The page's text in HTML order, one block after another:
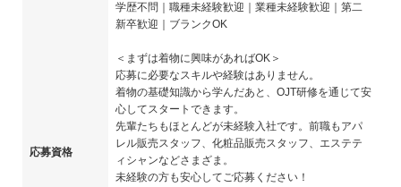
応募資格
学歴不問｜職種未経験歓迎｜業種未経験歓迎｜第二
新卒歓迎｜ブランクOK
＜まずは着物に興味があればOK＞
応募に必要なスキルや経験はありません。
着物の基礎知識から学んだあと、OJT研修を通じて安
心してスタートできます。
先輩たちもほとんどが未経験入社です。前職もアパ
レル販売スタッフ、化粧品販売スタッフ、エステテ
ィシャンなどさまざま。
未経験の方も安心してご応募ください！